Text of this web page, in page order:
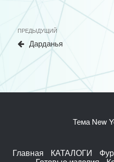
Навигация
по
записям
Предыдущая
запись
ПРЕДЫДУЩИЙ
Дарданья
Тема New
Главная КАТАЛОГИ